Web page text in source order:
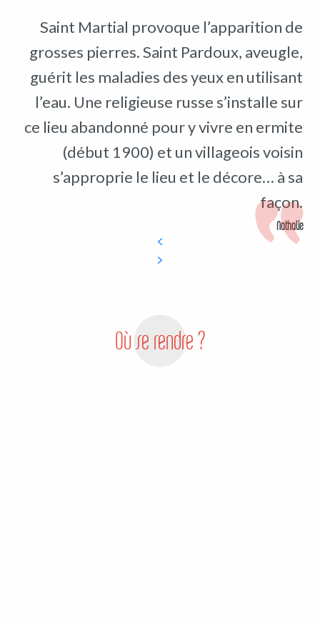
Saint Martial provoque l’apparition de
grosses pierres. Saint Pardoux, aveugle,
guérit les maladies des yeux en utilisant
l’eau. Une religieuse russe s’installe sur
ce lieu abandonné pour y vivre en ermite
(début 1900) et un villageois voisin
s’approprie le lieu et le décore… à sa
façon.
Nathalie
Où se rendre ?